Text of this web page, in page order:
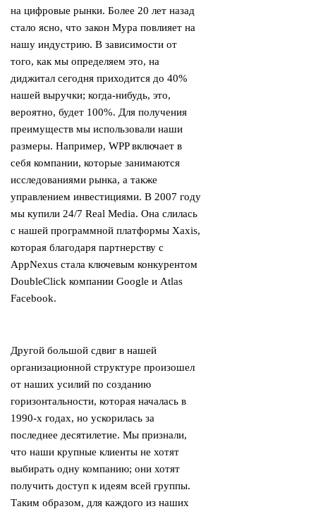
на цифровые рынки. Более 20 лет назад
стало ясно, что закон Мура повлияет на
нашу индустрию. В зависимости от
того, как мы определяем это, на
диджитал сегодня приходится до 40%
нашей выручки; когда-нибудь, это,
вероятно, будет 100%. Для получения
преимуществ мы использовали наши
размеры. Например, WPP включает в
себя компании, которые занимаются
исследованиями рынка, а также
управлением инвестициями. В 2007 году
мы купили 24/7 Real Media. Она слилась
с нашей программной платформы Xaxis,
которая благодаря партнерству с
AppNexus стала ключевым конкурентом
DoubleClick компании Google и Atlas
Facebook.
Другой большой сдвиг в нашей
организационной структуре произошел
от наших усилий по созданию
горизонтальности, которая началась в
1990-х годах, но ускорилась за
последнее десятилетие. Мы признали,
что наши крупные клиенты не хотят
выбирать одну компанию; они хотят
получить доступ к идеям всей группы.
Таким образом, для каждого из наших